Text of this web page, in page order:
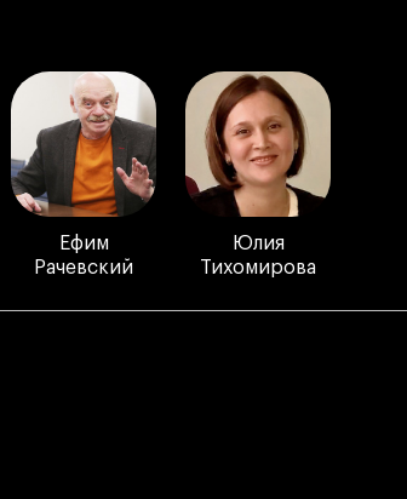
Ефим
Рачевский
Юлия
Тихомирова